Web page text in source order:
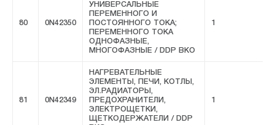
80 0N42350
УНИВЕРСАЛЬНЫЕ
ПЕРЕМЕННОГО И
ПОСТОЯННОГО ТОКА;
ПЕРЕМЕННОГО ТОКА
ОДНОФАЗНЫЕ,
МНОГОФАЗНЫЕ / DDP ВКО
1
81 0N42349
НАГРЕВАТЕЛЬНЫЕ
ЭЛЕМЕНТЫ, ПЕЧИ, КОТЛЫ,
ЭЛ.РАДИАТОРЫ,
ПРЕДОХРАНИТЕЛИ,
ЭЛЕКТРОЩЕТКИ,
ЩЕТКОДЕРЖАТЕЛИ / DDP
1